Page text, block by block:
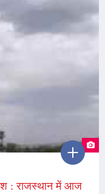
: राजस्थान में आज